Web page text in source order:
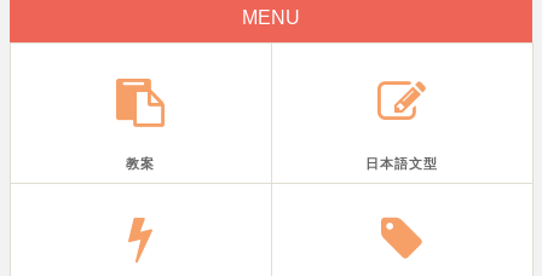
MENU
教案 日本語文型